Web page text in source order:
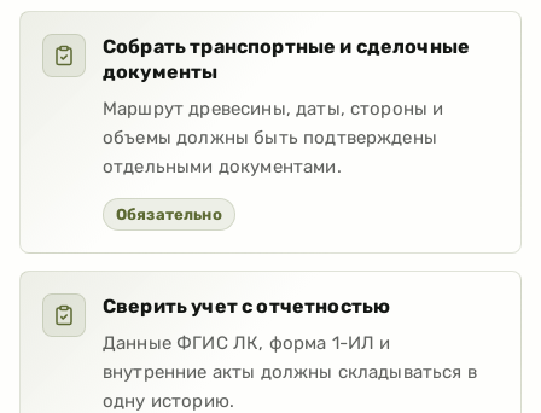
Собрать транспортные и сделочные
документы
Маршрут древесины, даты, стороны и
объемы должны быть подтверждены
отдельными документами.
Обязательно
Сверить учет с отчетностью
Данные ФГИС ЛК, форма 1-ИЛ и
внутренние акты должны складываться в
одну историю.